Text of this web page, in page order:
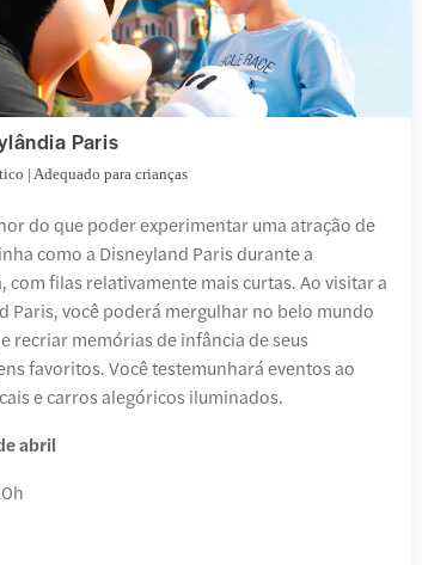
Paris
| Adequado para crianças
do que poder experimentar uma atração de
como a Disneyland Paris durante a
com filas relativamente mais curtas. Ao visitar a
Paris, você poderá mergulhar no belo mundo
recriar memórias de infância de seus
favoritos. Você testemunhará eventos ao
e carros alegóricos iluminados.
abril